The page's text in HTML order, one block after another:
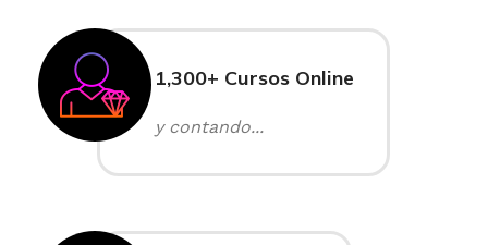
1,300+ Cursos Online
y contando...